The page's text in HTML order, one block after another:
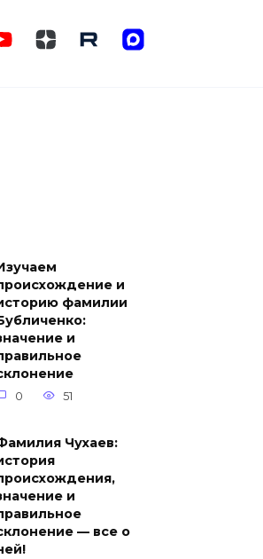
и
фамилии
и
0 51
Чухаев:
и
— все о